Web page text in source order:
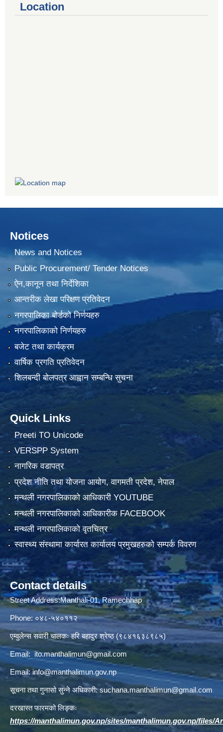
Location
Notices
News and Notices
Public Procurement/ Tender Notices
ऐन,कानून तथा निर्देशिका
आन्तरीक लेखा परिक्षण प्रतिवेदन
नगरपालिका बोर्डको निर्णयहरु
नगरपालिकाको निर्णयहरु
बजेट तथा कार्यक्रम
वार्षिक प्रगति प्रतिवेदन
शिलबन्दी बोलपत्र आह्वान सम्बन्धि सुचना
Quick Links
Preeti TO Unicode
VERSPP System
नागरिक वडापत्र
प्रदेश नीति तथा योजना आयोग, वागमती प्रदेश, नेपाल
मन्थली नगरपालिकाको आधिकारी YOUTUBE
मन्थली नगरपालिकाको आधिकारीक FACEBOOK
मन्थली नगरपालिकाको वृतचित्र
स्वास्थ्य संस्थामा कार्यारत कार्यालय प्रमुखहरुको सम्पर्क विवरण
Contact details
Street Address:Manthali-01, Ramechhap
Phone: ०४८-५४०११२
एम्वुलेन्स सवारी चालकः हरि बहादुर श्रेष्ठ (९८४१६३८९८५)
Email:ito.manthalimun@gmail.com
Email:info@manthalimun.gov.np
सूचना तथा गुनासो सुन्ने अधिकारी:suchana.manthalimun@gmail.com
दरखास्त फारमको लिङ्कः
https://manthalimun.gov.np/sites/manthalimun.gov.np/files/